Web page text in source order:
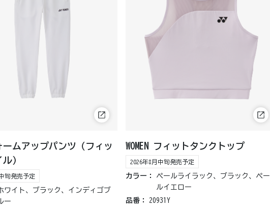
ームアップパンツ（フィッ
）
旬発売予定
ワイト、ブラック、インディゴブ
ー
WOMEN フィットタンクトップ
2026年8月中旬発売予定
カラー：
ペールライラック、ブラック、ペー
ルイエロー
品番：
20931Y